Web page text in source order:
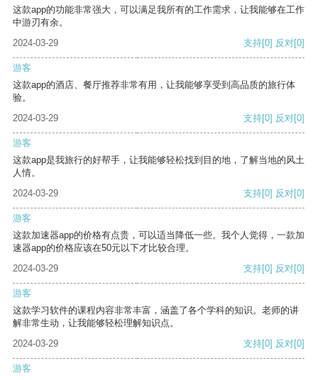
这款app的功能非常强大，可以满足我所有的工作需求，让我能够在工作
中游刃有余。
2024-03-29
支持[0] 反对[0]
游客
这款app的酒店、餐厅推荐非常有用，让我能够享受到高品质的旅行体
验。
2024-03-29
支持[0] 反对[0]
游客
这款app是我旅行的好帮手，让我能够轻松找到目的地，了解当地的风土
人情。
2024-03-29
支持[0] 反对[0]
游客
这款加速器app的价格有点贵，可以适当降低一些。我个人觉得，一款加
速器app的价格应该在50元以下才比较合理。
2024-03-29
支持[0] 反对[0]
游客
这款学习软件的课程内容非常丰富，涵盖了各个学科的知识。老师的讲
解非常生动，让我能够轻松理解知识点。
2024-03-29
支持[0] 反对[0]
游客